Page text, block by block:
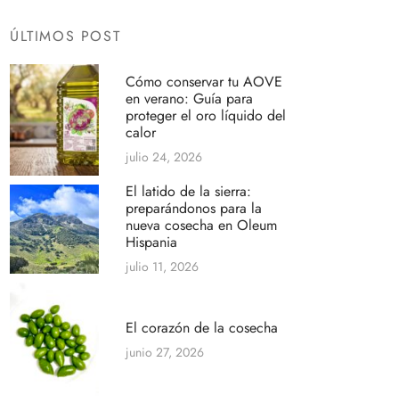
ÚLTIMOS POST
Cómo conservar tu AOVE
en verano: Guía para
proteger el oro líquido del
calor
julio 24, 2026
El latido de la sierra:
preparándonos para la
nueva cosecha en Oleum
Hispania
julio 11, 2026
El corazón de la cosecha
junio 27, 2026